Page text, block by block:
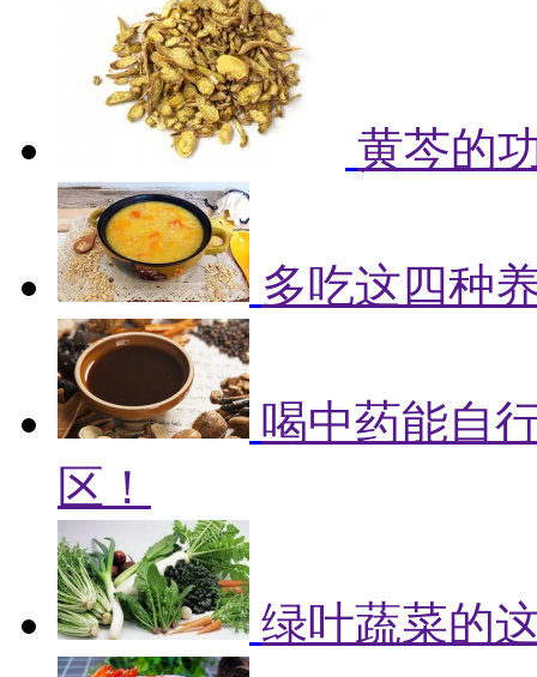
黄芩的
多吃这四种
喝中药能自
区！
绿叶蔬菜的